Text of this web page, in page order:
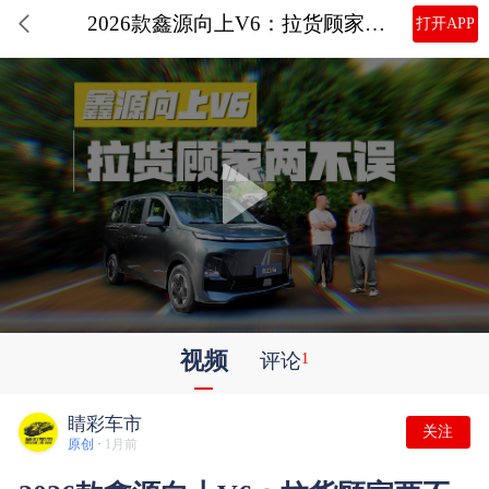
2026款鑫源向上V6：拉货顾家两不误，长续航真快充更方便 打开APP
视频 评论1
睛彩车市
原创 · 1月前
关注